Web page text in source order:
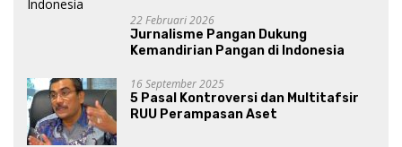
22 Februari 2026
Jurnalisme Pangan Dukung
Kemandirian Pangan di Indonesia
16 September 2025
5 Pasal Kontroversi dan Multitafsir
RUU Perampasan Aset